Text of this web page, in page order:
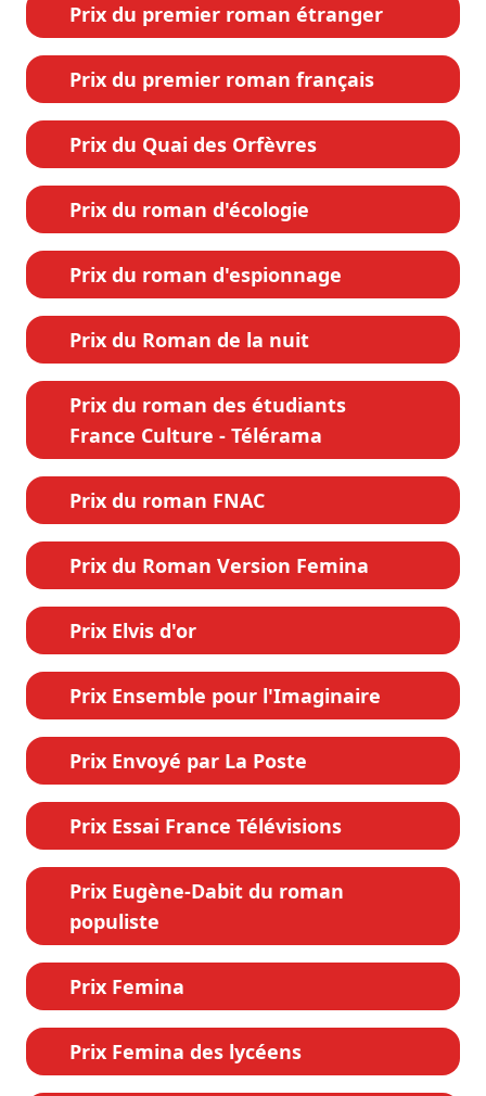
Prix du premier roman étranger
Prix du premier roman français
Prix du Quai des Orfèvres
Prix du roman d'écologie
Prix du roman d'espionnage
Prix du Roman de la nuit
Prix du roman des étudiants
France Culture - Télérama
Prix du roman FNAC
Prix du Roman Version Femina
Prix Elvis d'or
Prix Ensemble pour l'Imaginaire
Prix Envoyé par La Poste
Prix Essai France Télévisions
Prix Eugène-Dabit du roman
populiste
Prix Femina
Prix Femina des lycéens